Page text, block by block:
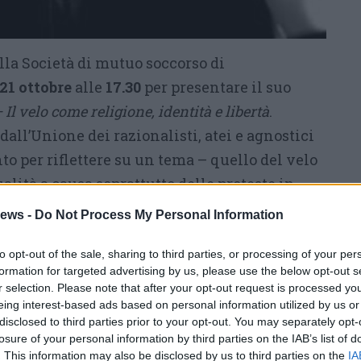
- Do Not Process My Personal Information
opt-out of the sale, sharing to third parties, or processing of your
for targeted advertising by us, please use the below opt-out
selection. Please note that after your opt-out request is processed
interest-based ads based on personal information utilized by us
to third parties prior to your opt-out. You may separately
of your personal information by third parties on the IAB’s list of
This information may also be disclosed by us to third parties on the
Società di mutuo soccorso di
ottobre alle 17.30 per presentare il suo
Il velo come religione, identità e libertà.
dei razionalisti, atei e agnostici
per riflettere su un tema – quello del velo
a causa soprattutto delle proteste in
delle donne in Italia.
anche
di Uaar Vco e Laicitalia.
Coppa – in cui in Iran e non solo si assiste
che non vogliono portare il velo, e in Italia
i tristi fatti di cronaca ci ricordano come